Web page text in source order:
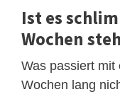
Ist es
Wochen
Was passiert mit
Wochen lang